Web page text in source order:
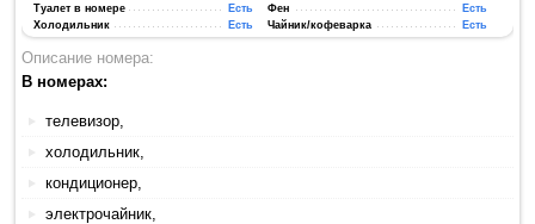
Туалет в номере
Есть Фен
Есть
Холодильник
Есть Чайник/кофеварка Есть
Описание номера:
В номерах:
телевизор,
холодильник,
кондиционер,
электрочайник,